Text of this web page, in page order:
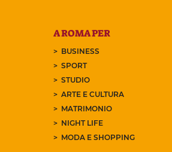
A ROMA PER
BUSINESS
SPORT
STUDIO
ARTE E CULTURA
MATRIMONIO
NIGHT LIFE
MODA E SHOPPING